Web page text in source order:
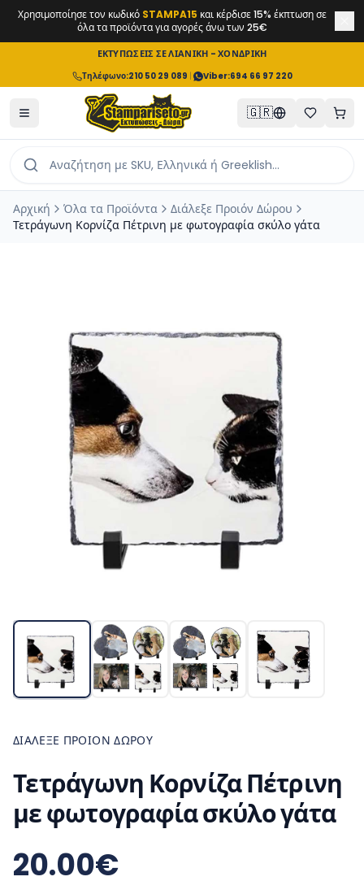
Χρησιμοποίησε τον κωδικό STAMPA15 και κέρδισε 15% έκπτωση σε
όλα τα προϊόντα για αγορές άνω των 25€
ΕΚΤΥΠΩΣΕΙΣ ΣΕ ΛΙΑΝΙΚΗ - ΧΟΝΔΡΙΚΗ
Τηλέφωνο:210 50 29 089 | Viber:694 66 97 220
🇬🇷
Αρχική Όλα τα Προϊόντα
Διάλεξε Προιόν Δώρου
Τετράγωνη Κορνίζα Πέτρινη με φωτογραφία σκύλο γάτα
ΔΙΆΛΕΞΕ ΠΡΟΙΌΝ ΔΏΡΟΥ
Τετράγωνη Κορνίζα Πέτρινη
με φωτογραφία σκύλο γάτα
20.00€